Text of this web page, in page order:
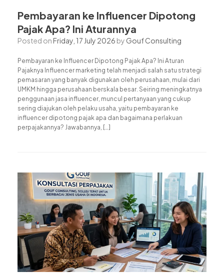
Pembayaran ke Influencer Dipotong
Pajak Apa? Ini Aturannya
Posted onFriday, 17 July 2026 by Gouf Consulting
Pembayaran ke Influencer Dipotong Pajak Apa? Ini Aturan
Pajaknya Influencer marketing telah menjadi salah satu strategi
pemasaran yang banyak digunakan oleh perusahaan, mulai dari
UMKM hingga perusahaan berskala besar. Seiring meningkatnya
penggunaan jasa influencer, muncul pertanyaan yang cukup
sering diajukan oleh pelaku usaha, yaitu pembayaran ke
influencer dipotong pajak apa dan bagaimana perlakuan
perpajakannya? Jawabannya, […]